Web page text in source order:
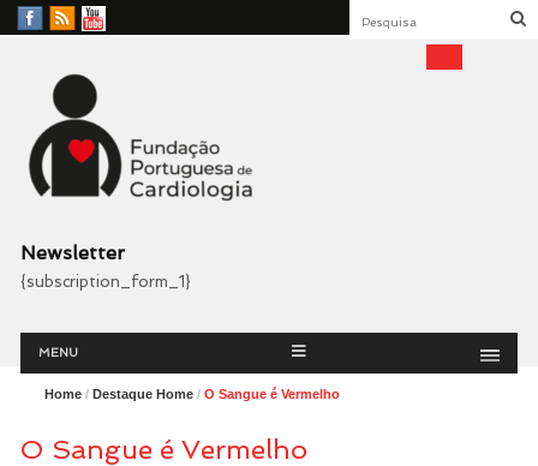
Facebook
RSS
YouTube
Fundação Portuguesa
Cardiologia
Newsletter
{subscription_form_1}
Menu
MENU
Home/ Destaque Home/ O Sangue é Vermelho
O Sangue é Vermelho